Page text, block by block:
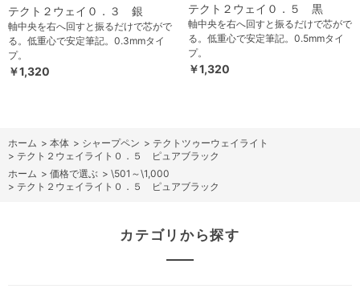
テクト２ウェイ０．３ 銀
軸中央を右へ回すと振るだけで芯がで
る。低重心で安定筆記。0.3mmタイ
プ。
￥1,320
テクト２ウェイ０．５ 黒
軸中央を右へ回すと振るだけで芯がで
る。低重心で安定筆記。0.5mmタイ
プ。
￥1,320
ホーム > 本体 > シャープペン > テクトツゥーウェイライト
> テクト２ウェイライト０．５ ピュアブラック
ホーム > 価格で選ぶ > \501～\1,000
> テクト２ウェイライト０．５ ピュアブラック
カテゴリから探す